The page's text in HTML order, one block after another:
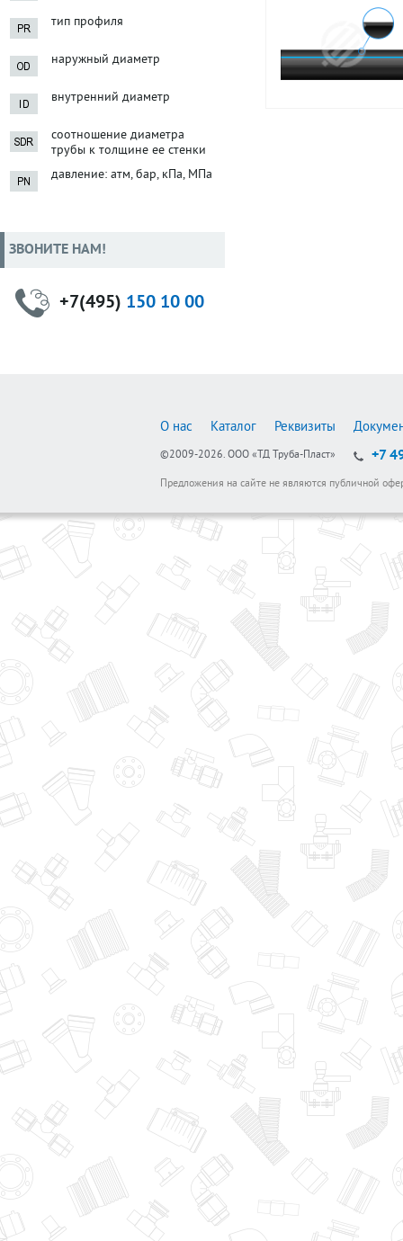
тип профиля
наружный диаметр
внутренний диаметр
соотношение диаметра
трубы к толщине ее стенки
давление: атм, бар, кПа, МПа
ЗВОНИТЕ НАМ!
+7(495) 150 10 00
О нас Каталог Реквизиты
©2009-2026. ООО «ТД Труба-Пласт» +7
Предложения на сайте не являются публичной